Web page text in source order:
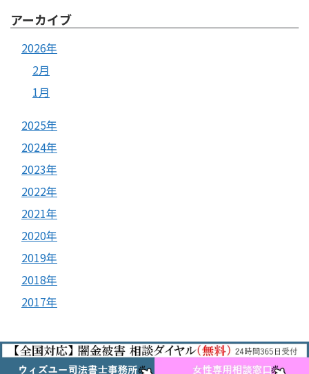
アーカイブ
2026年
2月
1月
2025年
2024年
2023年
2022年
2021年
2020年
2019年
2018年
2017年